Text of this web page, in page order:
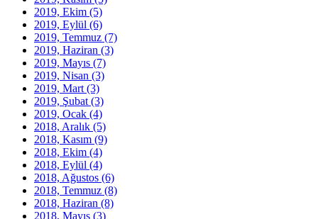
2019, Ekim (5)
2019, Eylül (6)
2019, Temmuz (7)
2019, Haziran (3)
2019, Mayıs (7)
2019, Nisan (3)
2019, Mart (3)
2019, Şubat (3)
2019, Ocak (4)
2018, Aralık (5)
2018, Kasım (9)
2018, Ekim (4)
2018, Eylül (4)
2018, Ağustos (6)
2018, Temmuz (8)
2018, Haziran (8)
2018, Mayıs (3)